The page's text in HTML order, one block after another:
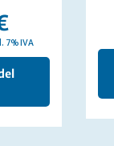
7% IVA